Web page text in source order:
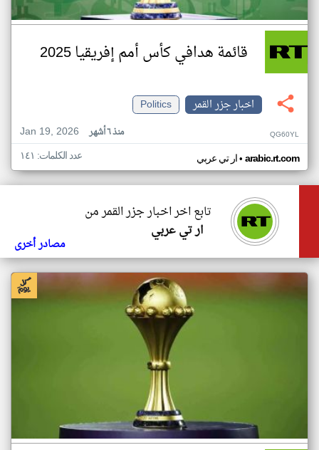
قائمة هدافي كأس أمم إفريقيا 2025
اخبار جزر القمر
Politics
Jan 19, 2026
منذ ٦ أشهر QG60YL
ار تي عربي• arabic.rt.com عدد الكلمات: ١٤١
تابع اخر اخبار جزر القمر من
ار تي عربي
مصادر أخرى